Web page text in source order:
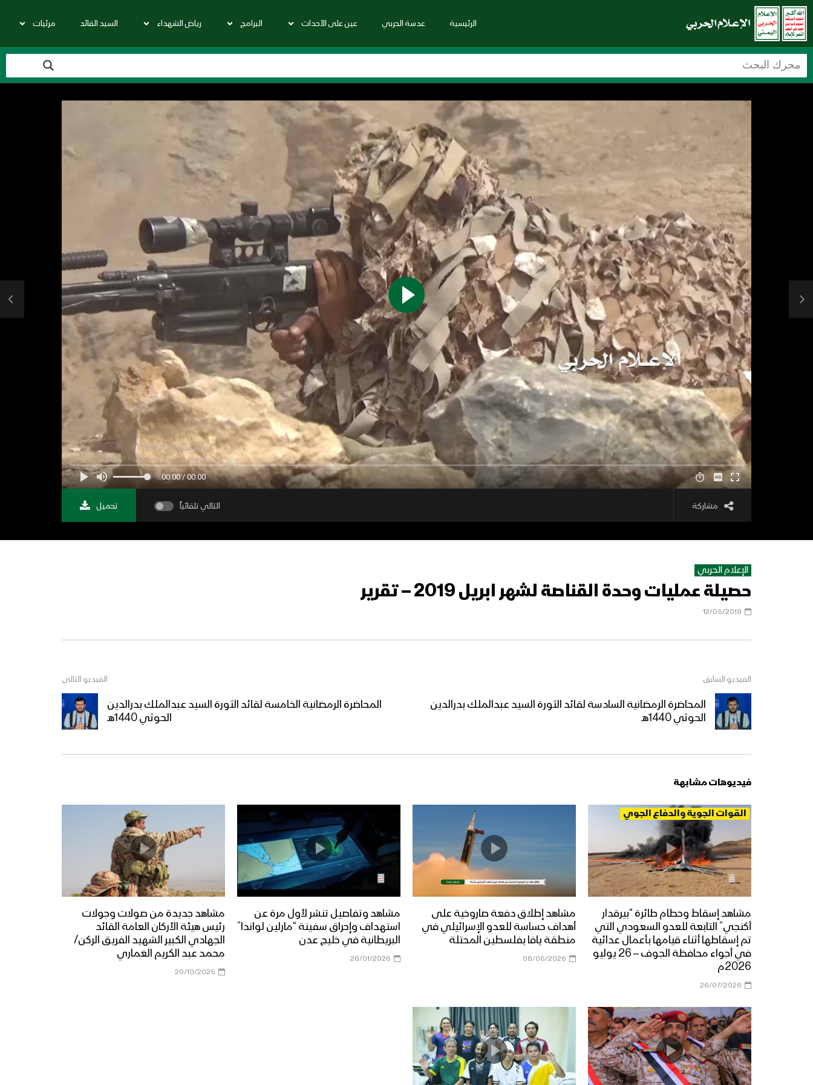
الرئيسية عدسة الحربي عين على الأحداث البرامج رياض الشهداء السيد القائد مرئيات
00:00 / 00:00
مشاركة التالي تلقائياً تحميل
الإعلام الحربي
حصيلة عمليات وحدة القناصة لشهر ابريل 2019 – تقرير
12/05/2019
الفيديو السابق
المحاضرة الرمضانية السادسة لقائد الثورة السيد عبدالملك بدرالدين
الحوثي 1440هـ
الفيديو التالي
المحاضرة الرمضانية الخامسة لقائد الثورة السيد عبدالملك بدرالدين
الحوثي 1440هـ
فيديوهات مشابهة
القوات الجوية والدفاع الجوي
مشاهد إسقاط وحطام طائرة “بيرقدار
أكنجي” التابعة للعدو السعودي التي
تم إسقاطها أثناء قيامها بأعمال عدائية
في أجواء محافظة الجوف – 26 يوليو
2026م
26/07/2026
مشاهد إطلاق دفعة صاروخية على
أهداف حساسة للعدو الإسرائيلي في
منطقة يافا بفلسطين المحتلة
08/06/2026
مشاهد وتفاصيل تنشر لأول مرة عن
استهداف وإحراق سفينة “مارلين لواندا”
البريطانية في خليج عدن
26/01/2026
مشاهد جديدة من صولات وجولات
رئيس هيئة الأركان العامة القائد
الجهادي الكبير الشهيد الفريق الركن/
محمد عبد الكريم الغماري
20/10/2025